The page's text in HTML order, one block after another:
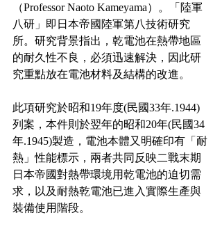
（Professor Naoto Kameyama）。「陸軍
八研」即日本帝國陸軍第八技術研究
所。研究背景指出，乾電池在熱帶地區
的耐久性不良，必須迅速解決，因此研
究重點放在電池材料及結構的改進。
此項研究於昭和19年度(民國33年.1944)
列案，本件則於翌年的昭和20年(民國34
年.1945)製造，電池本體又明確印有「耐
熱」性能標示，兩者共同反映二戰末期
日本帝國對熱帶環境用乾電池的迫切需
求，以及耐熱乾電池已進入實際生產與
裝備使用階段。